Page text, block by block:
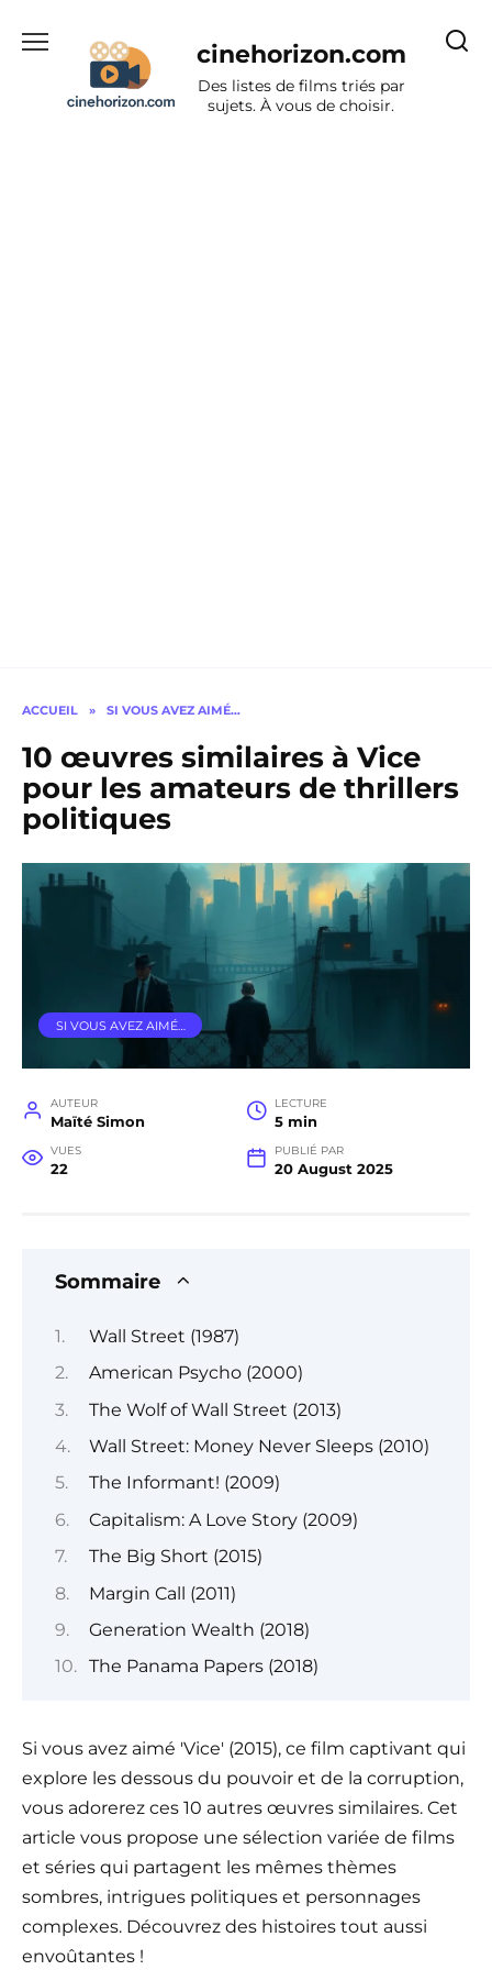
cinehorizon.com
Des listes de films triés par
sujets. À vous de choisir.
ACCUEIL » SI VOUS AVEZ AIMÉ…
10 œuvres similaires à Vice
pour les amateurs de thrillers
politiques
SI VOUS AVEZ AIMÉ…
AUTEUR
Maïté Simon
LECTURE
5 min
VUES
22
PUBLIÉ PAR
20 August 2025
Sommaire
Wall Street (1987)
American Psycho (2000)
The Wolf of Wall Street (2013)
Wall Street: Money Never Sleeps (2010)
The Informant! (2009)
Capitalism: A Love Story (2009)
The Big Short (2015)
Margin Call (2011)
Generation Wealth (2018)
The Panama Papers (2018)
Si vous avez aimé 'Vice' (2015), ce film captivant qui
explore les dessous du pouvoir et de la corruption,
vous adorerez ces 10 autres œuvres similaires. Cet
article vous propose une sélection variée de films
et séries qui partagent les mêmes thèmes
sombres, intrigues politiques et personnages
complexes. Découvrez des histoires tout aussi
envoûtantes !